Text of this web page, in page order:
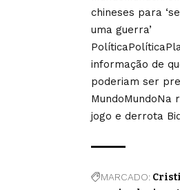
chineses para
uma guerra’
PolíticaPolítica
informação de
poderiam ser
MundoMundoNa
jogo e derrota
MARCADO: